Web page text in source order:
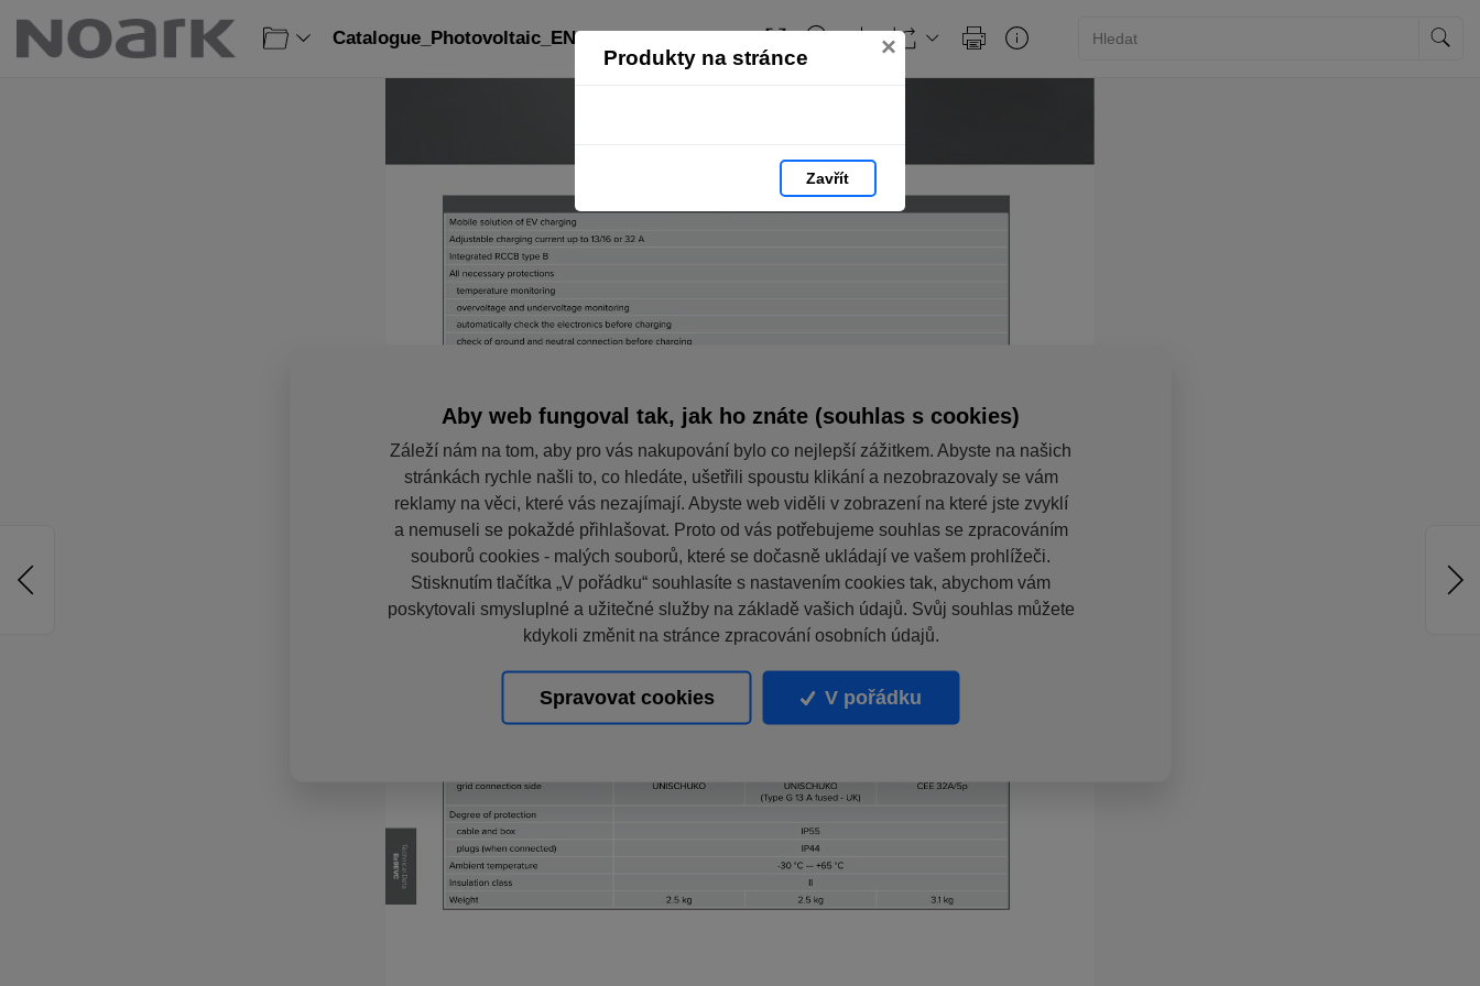
Produkty na stránce ×
Zavřít
Catalogue_Photovoltaic_EN: strana 252
Aby web fungoval tak, jak ho znáte (souhlas s cookies)
Záleží nám na tom, aby pro vás nakupování bylo co nejlepší zážitkem. Abyste na našich
stránkách rychle našli to, co hledáte, ušetřili spoustu klikání a nezobrazovaly se vám
reklamy na věci, které vás nezajímají. Abyste web viděli v zobrazení na které jste zvyklí
a nemuseli se pokaždé přihlašovat. Proto od vás potřebujeme souhlas se zpracováním
souborů cookies - malých souborů, které se dočasně ukládají ve vašem prohlížeči.
Stisknutím tlačítka „V pořádku“ souhlasíte s nastavením cookies tak, abychom vám
poskytovali smysluplné a užitečné služby na základě vašich údajů. Svůj souhlas můžete
kdykoli změnit na stránce zpracování osobních údajů.
Spravovat cookies V pořádku